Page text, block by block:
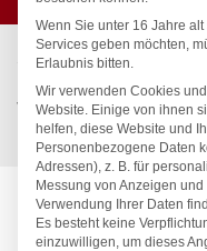
Start / Gastronomiebedarf
Bar & Kaffee
Zubehör
Vakuum-Weinpumpe inkl.
140x65x(H)50mm
Wenn Sie unter 16 Jahre
Services geben möchten,
Erlaubnis bitten.
Wir verwenden Cookies
Website. Einige von ihnen
helfen, diese Website und
Personenbezogene Daten
Adressen), z. B. für
Messung von Anzeigen
Verwendung Ihrer Daten
Es besteht keine
einzuwilligen, um dieses